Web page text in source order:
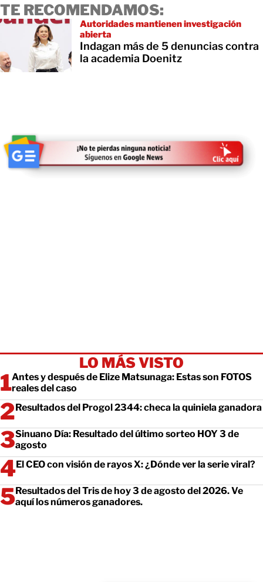
TE RECOMENDAMOS:
Autoridades mantienen investigación
abierta
Indagan más de 5 denuncias contra
la academia Doenitz
LO MÁS VISTO
Antes y después de Elize Matsunaga: Estas son FOTOS
reales del caso
Resultados del Progol 2344: checa la quiniela ganadora
Sinuano Día: Resultado del último sorteo HOY 3 de
agosto
El CEO con visión de rayos X: ¿Dónde ver la serie viral?
Resultados del Tris de hoy 3 de agosto del 2026. Ve
aquí los números ganadores.